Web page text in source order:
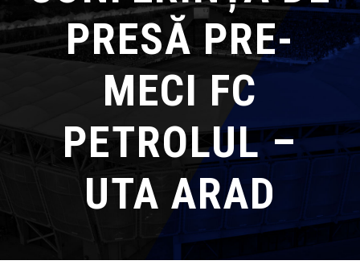
PRESĂ PRE-
MECI FC
PETROLUL –
UTA ARAD